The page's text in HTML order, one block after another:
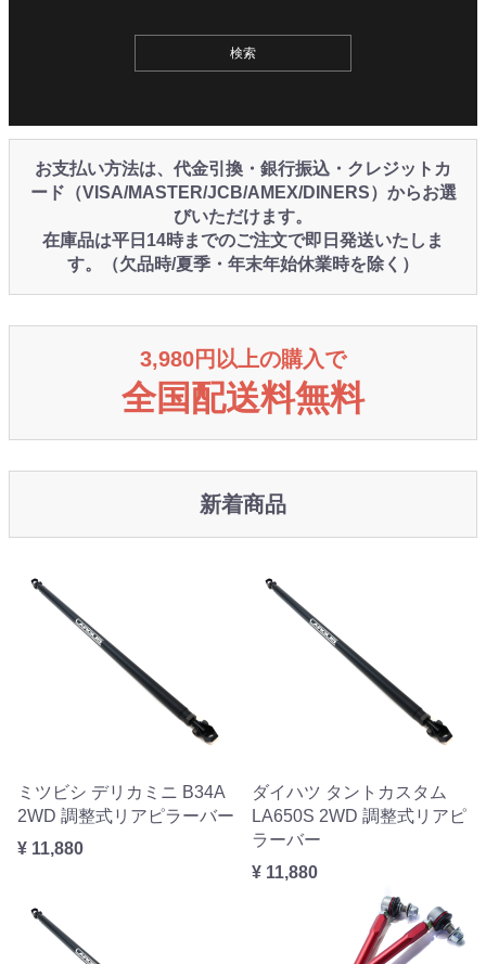
お支払い方法は、代金引換・銀行振込・クレジットカ
ード（VISA/MASTER/JCB/AMEX/DINERS）からお選
びいただけます。
在庫品は平日14時までのご注文で即日発送いたしま
す。（欠品時/夏季・年末年始休業時を除く）
3,980円以上の購入で
全国配送料無料
新着商品
ミツビシ デリカミニ B34A
2WD 調整式リアピラーバー
¥ 11,880
ダイハツ タントカスタム
LA650S 2WD 調整式リアピ
ラーバー
¥ 11,880